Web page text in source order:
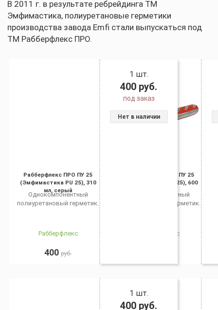
В 2011 г. в результате ребрейдинга ТМ
Эмфимастика, полиуретановые герметики
производства завода Emfi стали выпускаться под
ТМ Рабберфлекс ПРО.
Рабберфлекс ПРО ПУ 25
(Эмфимастика PU 25), 310
мл, серый
Однокомпонентный
полиуретановый герметик.
Рабберфлекс
400руб.
1 шт.
400 руб.
под заказ
Нет в наличии
Рабберфлекс ПРО ПУ 25
(Эмфимастика PU 25), 600
Однокомпонентный
полиуретановый герметик.
Рабберфлекс
1 шт.
400 руб.